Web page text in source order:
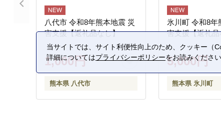
八代市 令和8年熊本地震 災
害支援【返礼品なし】
1,000円
熊本県 八代市
氷川町 令和8年
害支援【返礼
5,000円
熊本県 氷川町
当サイトでは、サイト利便性向上のため、クッキー（
詳細についてはプライバシーポリシーをお読みください